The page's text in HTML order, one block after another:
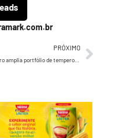
PRÓXIMO
Quero amplia portfólio de temperos com sete novas opções